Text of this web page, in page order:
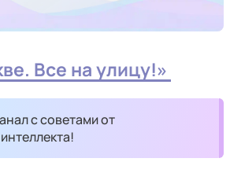
Все на улицу!»
с советами от